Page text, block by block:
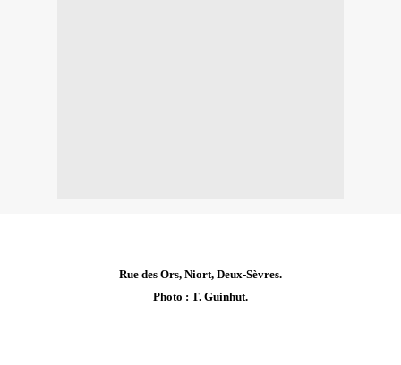
Rue des Ors, Niort, Deux-Sèvres.
Photo : T. Guinhut.